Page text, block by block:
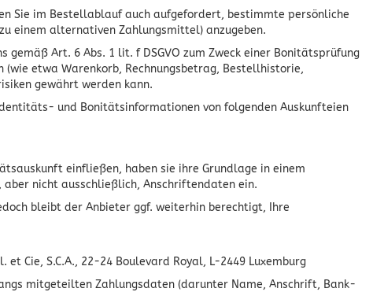
Sie im Bestellablauf auch aufgefordert, bestimmte persönliche
einem alternativen Zahlungsmittel) anzugeben.
Art. 6 Abs. 1 lit. f DSGVO zum Zweck einer Bonitätsprüfung
etwa Warenkorb, Rechnungsbetrag, Bestellhistorie,
gewährt werden kann.
und Bonitätsinformationen von folgenden Auskunfteien
einfließen, haben sie ihre Grundlage in einem
nicht ausschließlich, Anschriftendaten ein.
bleibt der Anbieter ggf. weiterhin berechtigt, Ihre
Cie, S.C.A., 22-24 Boulevard Royal, L-2449 Luxemburg
mitgeteilten Zahlungsdaten (darunter Name, Anschrift, Bank-